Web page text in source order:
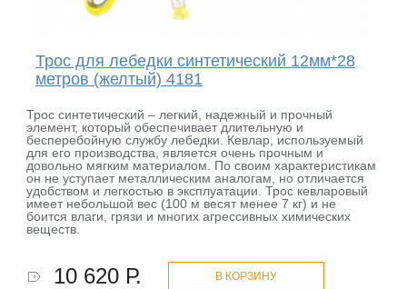
Трос для лебедки синтетический 12мм*28
метров (желтый) 4181
Трос синтетический – легкий, надежный и прочный
элемент, который обеспечивает длительную и
бесперебойную службу лебедки. Кевлар, используемый
для его производства, является очень прочным и
довольно мягким материалом. По своим характеристикам
он не уступает металлическим аналогам, но отличается
удобством и легкостью в эксплуатации. Трос кевларовый
имеет небольшой вес (100 м весят менее 7 кг) и не
боится влаги, грязи и многих агрессивных химических
веществ.
10 620 Р. В КОРЗИНУ